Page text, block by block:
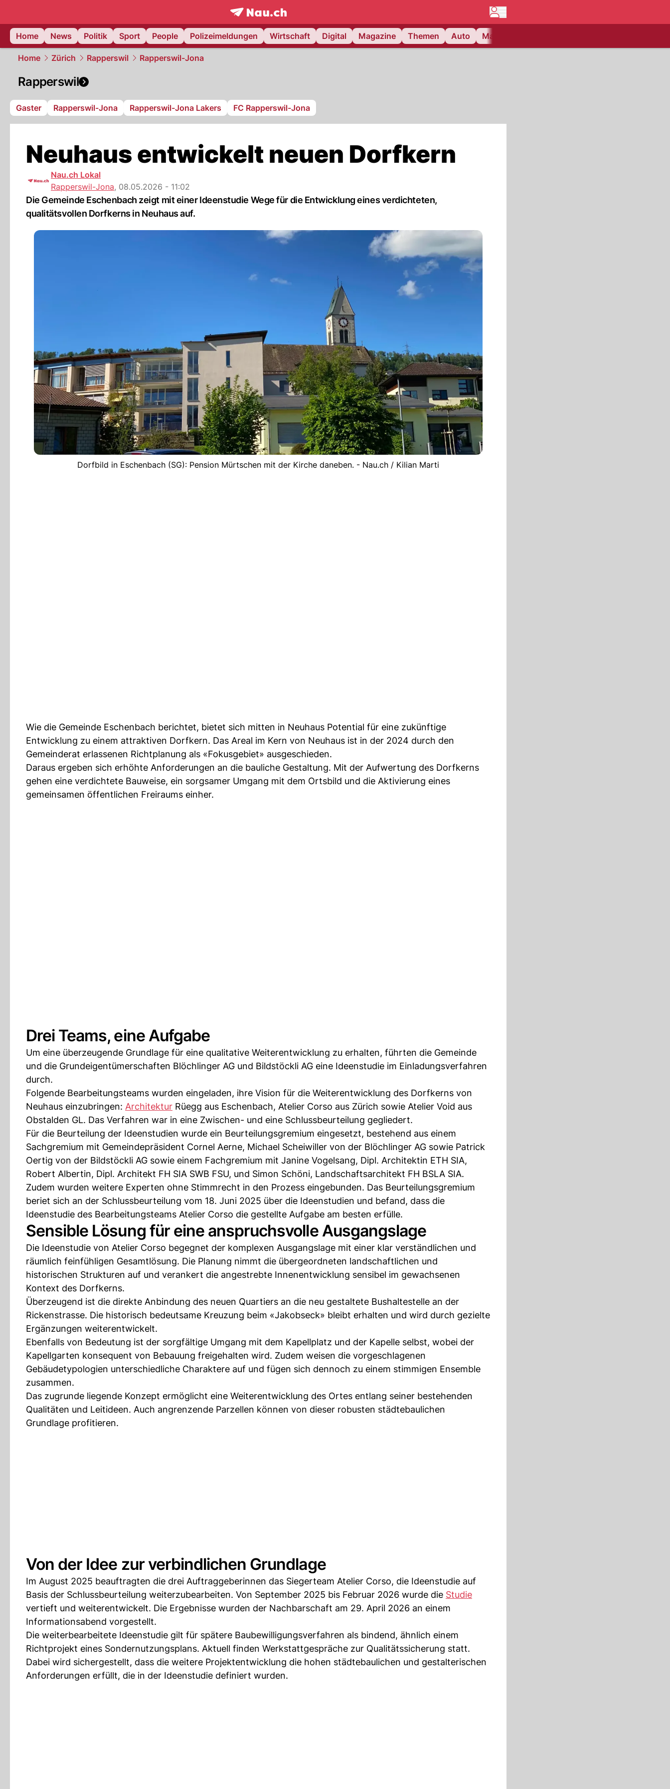
frontpage.NAU.ch
Home
News Politik Sport People Polizeimeldungen Wirtschaft Digital Magazine Themen Auto Matchcenter
Home Zürich Rapperswil Rapperswil-Jona
Rapperswil
Gaster Rapperswil-Jona Rapperswil-Jona Lakers FC Rapperswil-Jona
Neuhaus entwickelt neuen Dorfkern
Nau.ch Lokal
Rapperswil-Jona, 08.05.2026 - 11:02
Die Gemeinde Eschenbach zeigt mit einer Ideenstudie Wege für die Entwicklung eines verdichteten,
qualitätsvollen Dorfkerns in Neuhaus auf.
Dorfbild in Eschenbach (SG): Pension Mürtschen mit der Kirche daneben. - Nau.ch / Kilian Marti
Wie die Gemeinde Eschenbach berichtet, bietet sich mitten in Neuhaus Potential für eine zukünftige
Entwicklung zu einem attraktiven Dorfkern. Das Areal im Kern von Neuhaus ist in der 2024 durch den
Gemeinderat erlassenen Richtplanung als «Fokusgebiet» ausgeschieden.
Daraus ergeben sich erhöhte Anforderungen an die bauliche Gestaltung. Mit der Aufwertung des Dorfkerns
gehen eine verdichtete Bauweise, ein sorgsamer Umgang mit dem Ortsbild und die Aktivierung eines
gemeinsamen öffentlichen Freiraums einher.
Drei Teams, eine Aufgabe
Um eine überzeugende Grundlage für eine qualitative Weiterentwicklung zu erhalten, führten die Gemeinde
und die Grundeigentümerschaften Blöchlinger AG und Bildstöckli AG eine Ideenstudie im Einladungsverfahren
durch.
Folgende Bearbeitungsteams wurden eingeladen, ihre Vision für die Weiterentwicklung des Dorfkerns von
Neuhaus einzubringen: Architektur Rüegg aus Eschenbach, Atelier Corso aus Zürich sowie Atelier Void aus
Obstalden GL. Das Verfahren war in eine Zwischen- und eine Schlussbeurteilung gegliedert.
Für die Beurteilung der Ideenstudien wurde ein Beurteilungsgremium eingesetzt, bestehend aus einem
Sachgremium mit Gemeindepräsident Cornel Aerne, Michael Scheiwiller von der Blöchlinger AG sowie Patrick
Oertig von der Bildstöckli AG sowie einem Fachgremium mit Janine Vogelsang, Dipl. Architektin ETH SIA,
Robert Albertin, Dipl. Architekt FH SIA SWB FSU, und Simon Schöni, Landschaftsarchitekt FH BSLA SIA.
Zudem wurden weitere Experten ohne Stimmrecht in den Prozess eingebunden. Das Beurteilungsgremium
beriet sich an der Schlussbeurteilung vom 18. Juni 2025 über die Ideenstudien und befand, dass die
Ideenstudie des Bearbeitungsteams Atelier Corso die gestellte Aufgabe am besten erfülle.
Sensible Lösung für eine anspruchsvolle Ausgangslage
Die Ideenstudie von Atelier Corso begegnet der komplexen Ausgangslage mit einer klar verständlichen und
räumlich feinfühligen Gesamtlösung. Die Planung nimmt die übergeordneten landschaftlichen und
historischen Strukturen auf und verankert die angestrebte Innenentwicklung sensibel im gewachsenen
Kontext des Dorfkerns.
Überzeugend ist die direkte Anbindung des neuen Quartiers an die neu gestaltete Bushaltestelle an der
Rickenstrasse. Die historisch bedeutsame Kreuzung beim «Jakobseck» bleibt erhalten und wird durch gezielte
Ergänzungen weiterentwickelt.
Ebenfalls von Bedeutung ist der sorgfältige Umgang mit dem Kapellplatz und der Kapelle selbst, wobei der
Kapellgarten konsequent von Bebauung freigehalten wird. Zudem weisen die vorgeschlagenen
Gebäudetypologien unterschiedliche Charaktere auf und fügen sich dennoch zu einem stimmigen Ensemble
zusammen.
Das zugrunde liegende Konzept ermöglicht eine Weiterentwicklung des Ortes entlang seiner bestehenden
Qualitäten und Leitideen. Auch angrenzende Parzellen können von dieser robusten städtebaulichen
Grundlage profitieren.
Von der Idee zur verbindlichen Grundlage
Im August 2025 beauftragten die drei Auftraggeberinnen das Siegerteam Atelier Corso, die Ideenstudie auf
Basis der Schlussbeurteilung weiterzubearbeiten. Von September 2025 bis Februar 2026 wurde die Studie
vertieft und weiterentwickelt. Die Ergebnisse wurden der Nachbarschaft am 29. April 2026 an einem
Informationsabend vorgestellt.
Die weiterbearbeitete Ideenstudie gilt für spätere Baubewilligungsverfahren als bindend, ähnlich einem
Richtprojekt eines Sondernutzungsplans. Aktuell finden Werkstattgespräche zur Qualitätssicherung statt.
Dabei wird sichergestellt, dass die weitere Projektentwicklung die hohen städtebaulichen und gestalterischen
Anforderungen erfüllt, die in der Ideenstudie definiert wurden.